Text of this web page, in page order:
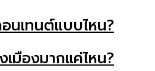
นเทนต์แบบไหน?
มืองมากแค่ไหน?